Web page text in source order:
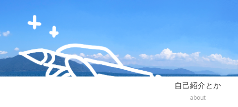
自己紹介とか
about